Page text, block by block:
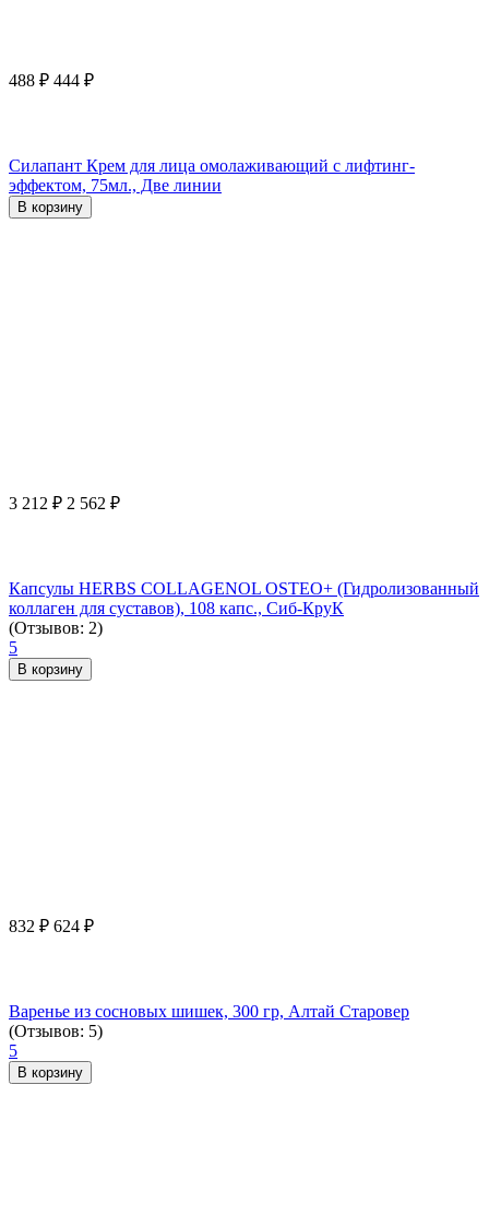
488 ₽ 444 ₽
Силапант Крем для лица омолаживающий с лифтинг-
эффектом, 75мл., Две линии
В корзину
3 212 ₽ 2 562 ₽
Капсулы HERBS COLLAGENOL OSTEO+ (Гидролизованный
коллаген для суставов), 108 капс., Сиб-КруК
(Отзывов: 2)
5
В корзину
832 ₽ 624 ₽
Варенье из сосновых шишек, 300 гр, Алтай Старовер
(Отзывов: 5)
5
В корзину